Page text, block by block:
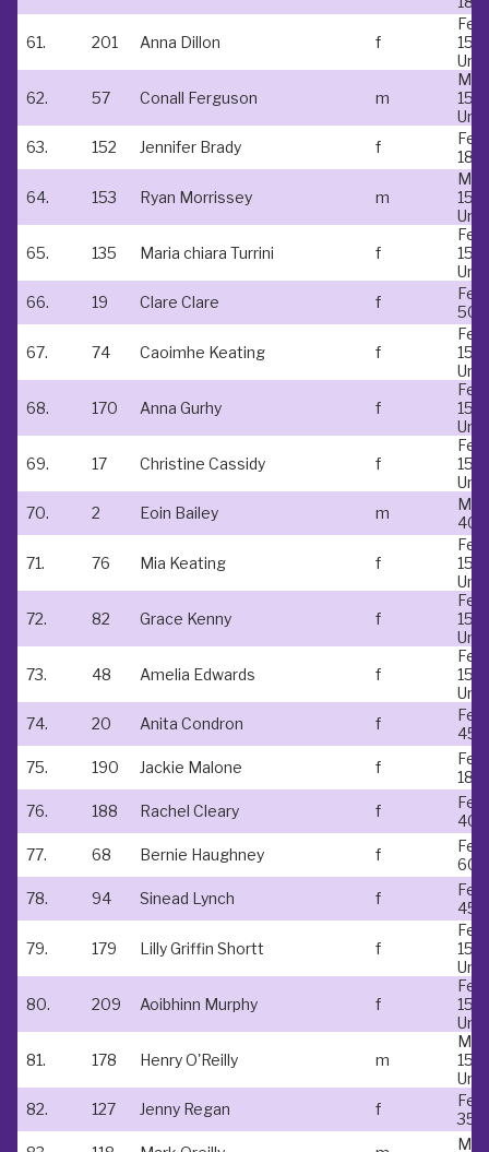
61. 201 Anna Dillon f
15 &
62.
57 Conall Ferguson m
15 &
63.
152 Jennifer Brady f
18-
64. 153 Ryan Morrissey m
15 &
65.
135 Maria chiara Turrini f
15 &
66.
19 Clare Clare f
50-
67. 74 Caoimhe Keating f
15 &
68.
170 Anna Gurhy f
15 &
69.
17 Christine Cassidy f
15 &
70.
2 Eoin Bailey m
40-
71. 76 Mia Keating f
15 &
72.
82 Grace Kenny f
15 &
73.
48 Amelia Edwards f
15 &
74.
20 Anita Condron f
45-
75.
190 Jackie Malone f
18-
76.
188 Rachel Cleary f
40-
77.
68 Bernie Haughney f
60-
78.
94 Sinead Lynch f
45-
79. 179 Lilly Griffin Shortt f
15 &
80.
209 Aoibhinn Murphy f
15 &
81.
178 Henry O'Reilly m
15 &
82.
127 Jenny Regan f
35-